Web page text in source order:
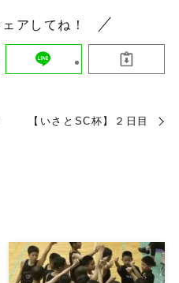
アしてね！
【いさとSC杯】２日目